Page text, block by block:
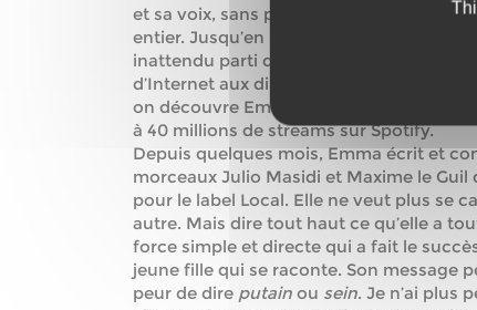
et sa voix, sans promo ni affiche dans
entier. Jusqu’en Russie, des DJ lui
inattendu parti de son studio
d’Internet aux dimensions infinies : on
on découvre Emma Peters. Le remix de
à 40 millions de streams sur Spotify.
Depuis quelques mois, Emma écrit et
morceaux Julio Masidi et Maxime le
pour le label Local. Elle ne veut plus se
autre. Mais dire tout haut ce qu’elle a
force simple et directe qui a fait le
jeune fille qui se raconte. Son message
peur de dire putain ou sein. Je n’ai plus